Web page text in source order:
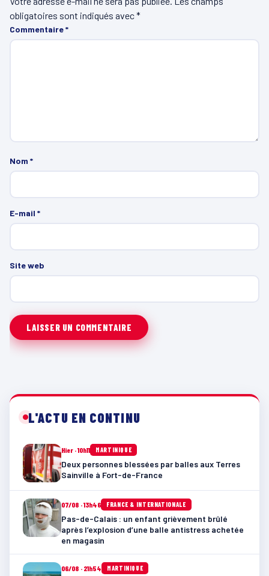
obligatoires sont indiqués avec*
Commentaire*
Nom *
E-mail *
Site web
L'ACTU EN CONTINU
Hier · 10h11 MARTINIQUE
Deux personnes blessées par balles aux Terres
Sainville à Fort-de-France
07/08 · 13h46 FRANCE & INTERNATIONALE
Pas-de-Calais : un enfant grièvement brûlé
après l’explosion d’une balle antistress achetée
en magasin
06/08 · 21h54 MARTINIQUE